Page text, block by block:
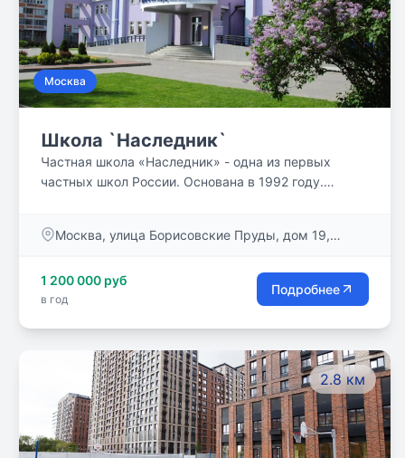
Москва
Школа `Наследник`
Частная школа «Наследник» - одна из первых
частных школ России. Основана в 1992 году.
инновационные технологии. Много лет «Наследник»
уверены, что все дети талантливы! И задача нашей
школы максимально развить способности каждого
Москва, улица Борисовские Пруды, дом 19,
1 200 000 руб
в год
Подробнее
2.8 км